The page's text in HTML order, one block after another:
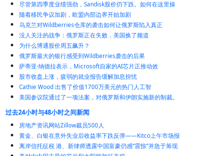
尽管第四季度业绩强劲，Sandisk股价仍下跌。如何在这里操
随着移民争议加剧，欧盟内部边界开始加剧
乌克兰对Wildberries仓库的袭击如何让俄罗斯陷入真正
没人关注的战争：俄罗斯正在失败，美国换了频道
为什么博通股价周五飙升？
俄罗斯最大的银行感受到Wildberries袭击的后果
萨蒂亚·纳德拉表示，Microsoft自家的AI芯片正推动效
股市收盘上涨，疲弱的就业报告缓解加息担忧
Cathie Wood 出售了价值1700万美元的热门人工智
美国参议院通过了一项法案，对俄罗斯和伊朗实施新的制裁。
过去24小时与48小时之间新闻
房地产资讯网站Zillow裁员500人
黄金、白银在意外失业后收益率下跌反弹——Kitco上午市场报
离岸信托征税 港、新律师透露中国富豪仍感“震惊”并急于筹现